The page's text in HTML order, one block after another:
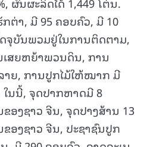
ຕ່າ, ມີ 95 ຄອບຄົວ, ມີ 10
ຈຸບັນພວມຢູ່ໃນການຕິດຕາມ,
ສຍຫຍ້າພວນດິນ, ການ
ຍ, ການປູກໄມ້ໃຫ້ໝາກ ມີ
ນນີ້, ຈຸດປາກຫາດມີ 8
ອງຊາວ ຈີນ, ຈຸດປາງສ້ານ 13
ອງຊາວ ຈີນ, ປະຊາຊົນປູກ